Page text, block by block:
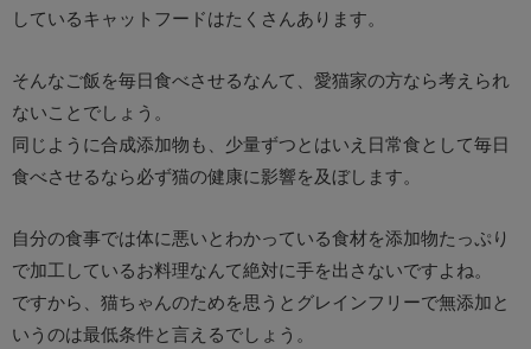
しているキャットフードはたくさんあります。
そんなご飯を毎日食べさせるなんて、愛猫家の方なら考えられ
ないことでしょう。
同じように合成添加物も、少量ずつとはいえ日常食として毎日
食べさせるなら必ず猫の健康に影響を及ぼします。
自分の食事では体に悪いとわかっている食材を添加物たっぷり
で加工しているお料理なんて絶対に手を出さないですよね。
ですから、猫ちゃんのためを思うとグレインフリーで無添加と
いうのは最低条件と言えるでしょう。